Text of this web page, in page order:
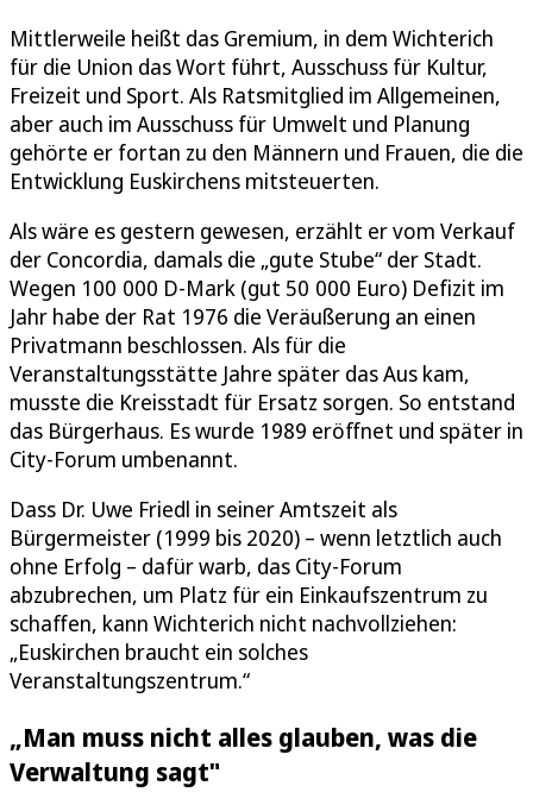
Mittlerweile heißt das Gremium, in dem Wichterich
für die Union das Wort führt, Ausschuss für Kultur,
Freizeit und Sport. Als Ratsmitglied im Allgemeinen,
aber auch im Ausschuss für Umwelt und Planung
gehörte er fortan zu den Männern und Frauen, die die
Entwicklung Euskirchens mitsteuerten.
Als wäre es gestern gewesen, erzählt er vom Verkauf
der Concordia, damals die „gute Stube“ der Stadt.
Wegen 100 000 D-Mark (gut 50 000 Euro) Defizit im
Jahr habe der Rat 1976 die Veräußerung an einen
Privatmann beschlossen. Als für die
Veranstaltungsstätte Jahre später das Aus kam,
musste die Kreisstadt für Ersatz sorgen. So entstand
das Bürgerhaus. Es wurde 1989 eröffnet und später in
City-Forum umbenannt.
Dass Dr. Uwe Friedl in seiner Amtszeit als
Bürgermeister (1999 bis 2020) – wenn letztlich auch
ohne Erfolg – dafür warb, das City-Forum
abzubrechen, um Platz für ein Einkaufszentrum zu
schaffen, kann Wichterich nicht nachvollziehen:
„Euskirchen braucht ein solches
Veranstaltungszentrum.“
„Man muss nicht alles glauben, was die
Verwaltung sagt"